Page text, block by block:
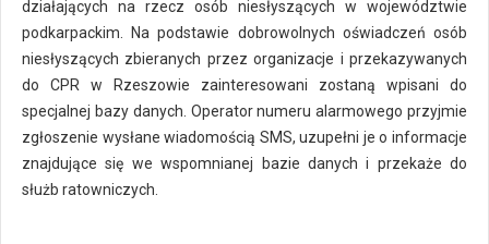
działających na rzecz osób niesłyszących w województwie
podkarpackim. Na podstawie dobrowolnych oświadczeń osób
niesłyszących zbieranych przez organizacje i przekazywanych
do CPR w Rzeszowie zainteresowani zostaną wpisani do
specjalnej bazy danych. Operator numeru alarmowego przyjmie
zgłoszenie wysłane wiadomością SMS, uzupełni je o informacje
znajdujące się we wspomnianej bazie danych i przekaże do
służb ratowniczych.